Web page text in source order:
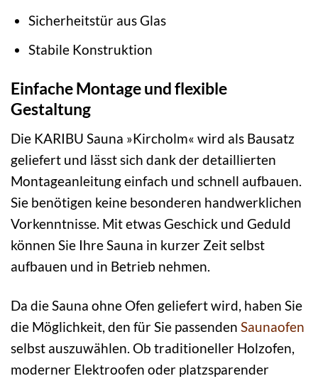
Sicherheitstür aus Glas
Stabile Konstruktion
Einfache Montage und flexible
Gestaltung
Die KARIBU Sauna »Kircholm« wird als Bausatz
geliefert und lässt sich dank der detaillierten
Montageanleitung einfach und schnell aufbauen.
Sie benötigen keine besonderen handwerklichen
Vorkenntnisse. Mit etwas Geschick und Geduld
können Sie Ihre Sauna in kurzer Zeit selbst
aufbauen und in Betrieb nehmen.
Da die Sauna ohne Ofen geliefert wird, haben Sie
die Möglichkeit, den für Sie passenden Saunaofen
selbst auszuwählen. Ob traditioneller Holzofen,
moderner Elektroofen oder platzsparender